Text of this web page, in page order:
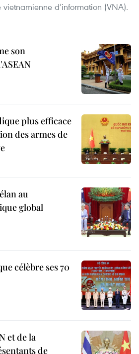
d’information (VNA).
son
plus efficace
des armes de
au
global
célèbre ses 70
et de la
de